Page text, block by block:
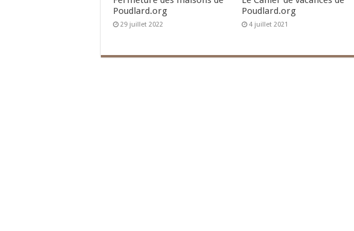
Poudlard.org
29 juillet 2022
Poudlard.org
4 juillet 2021